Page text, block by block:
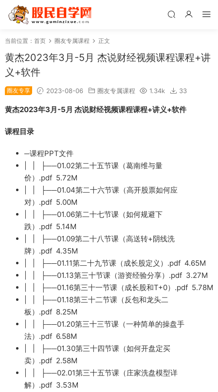
当前位置： 首页 圈友专属课程 正文
黄杰2023年3月-5月 杰说财经视频课程课程+讲
义+软件
圈友专享 2023-08-06 圈友专属课程 1.34k 33
黄杰2023年3月-5月 杰说财经视频课程课程+讲义+软件
课程目录
─课程PPT文件
| | ├──01.02第二十五节课（葛南维与量
价）.pdf 5.72M
| | ├──01.04第二十六节课（高开股票如何应
对）.pdf 5.00M
| | ├──01.06第二十七节课（如何规避下
跌）.pdf 5.14M
| | ├──01.09第二十八节课（高送转+阴线洗
牌）.pdf 4.35M
| | ├──01.11第二十九节课（成长股定义）.pdf 4.65M
| | ├──01.13第三十节课（游资经验分享）.pdf 3.27M
| | ├──01.16第三十一节课（成长股和T+0）.pdf 5.78M
| | ├──01.18第三十二节课（反包和龙头二
板）.pdf 8.25M
| | ├──01.20第三十三节课（一种简单的操盘手
法）.pdf 6.58M
| | ├──01.30第三十四节课（如何开盘定买
卖）.pdf 2.58M
| | ├──02.01第三十五节课（庄家洗盘模型详
解）.pdf 3.53M